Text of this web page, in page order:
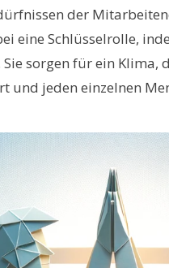
der
eine Schlüsselrolle,
sorgen für ein Klima,
und jeden einzelnen